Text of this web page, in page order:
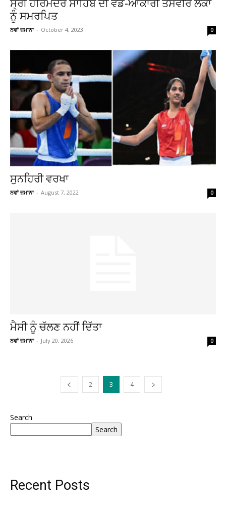
ਸ੍ਰੀ ਹਰਿਮੰਦਰ ਸਾਹਿਬ ਦੀ ਵੱਡ-ਆਕਾਰੀ ਤਸਵੀਰ ਲੋਕਾਂ
ਨੂੰ ਸਮਰਪਿਤ
ਨਵਾਂ ਜ਼ਮਾਨਾ - October 4, 2023 0
ਸੁਨਹਿਰੀ ਵਰਖਾ
ਨਵਾਂ ਜ਼ਮਾਨਾ - August 7, 2022 0
ਮੈਸੀ ਨੂੰ ਚੱਲਣ ਨਹੀਂ ਦਿੱਤਾ
ਨਵਾਂ ਜ਼ਮਾਨਾ - July 20, 2026 0
2 3 4
Search
Search
Recent Posts